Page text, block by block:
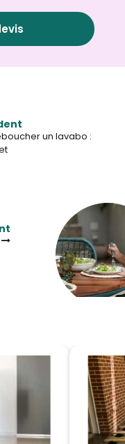
un lavabo :